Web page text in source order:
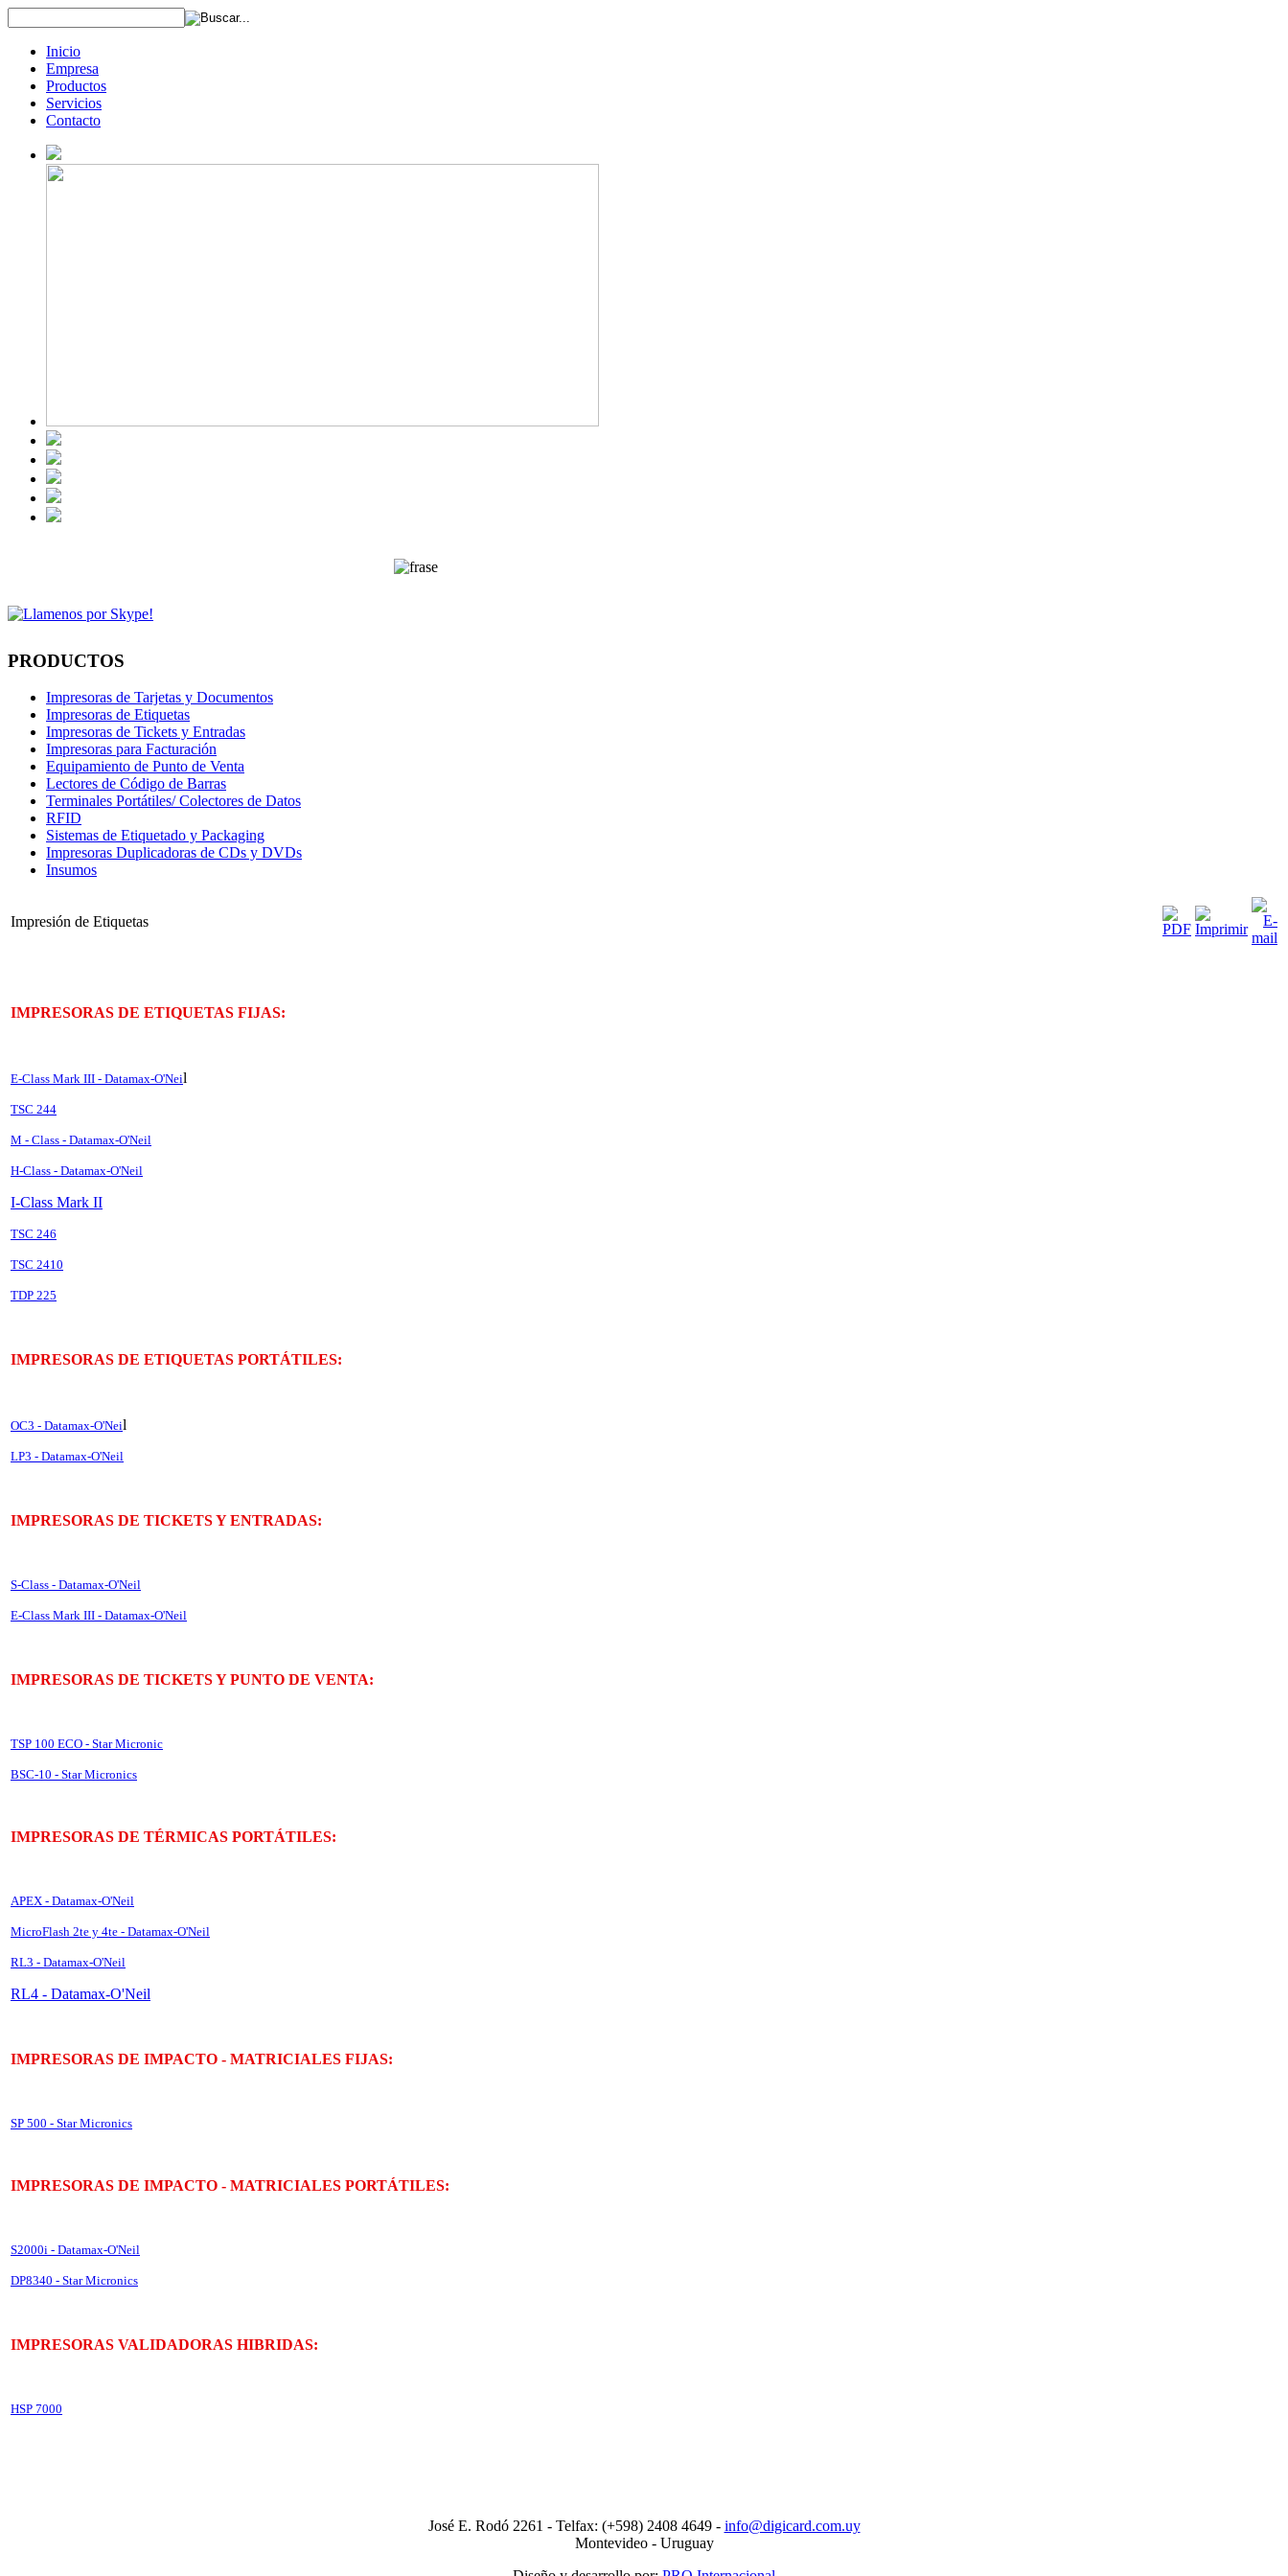
Inicio
Empresa
Productos
Servicios
Contacto
PRODUCTOS
Impresoras de Tarjetas y Documentos
Impresoras de Etiquetas
Impresoras de Tickets y Entradas
Impresoras para Facturación
Equipamiento de Punto de Venta
Lectores de Código de Barras
Terminales Portátiles/ Colectores de Datos
RFID
Sistemas de Etiquetado y Packaging
Impresoras Duplicadoras de CDs y DVDs
Insumos
Impresión de Etiquetas
IMPRESORAS DE ETIQUETAS FIJAS:
E-Class Mark III - Datamax-O'Neil
TSC 244
M - Class - Datamax-O'Neil
H-Class - Datamax-O'Neil
I-Class Mark II
TSC 246
TSC 2410
TDP 225
IMPRESORAS DE ETIQUETAS PORTÁTILES:
OC3 - Datamax-O'Neil
LP3 - Datamax-O'Neil
IMPRESORAS DE TICKETS Y ENTRADAS:
S-Class - Datamax-O'Neil
E-Class Mark III - Datamax-O'Neil
IMPRESORAS DE TICKETS Y PUNTO DE VENTA:
TSP 100 ECO - Star Micronic
BSC-10 - Star Micronics
IMPRESORAS DE TÉRMICAS PORTÁTILES:
APEX - Datamax-O'Neil
MicroFlash 2te y 4te - Datamax-O'Neil
RL3 - Datamax-O'Neil
RL4 - Datamax-O'Neil
IMPRESORAS DE IMPACTO - MATRICIALES FIJAS:
SP 500 - Star Micronics
IMPRESORAS DE IMPACTO - MATRICIALES PORTÁTILES:
S2000i - Datamax-O'Neil
DP8340 - Star Micronics
IMPRESORAS VALIDADORAS HIBRIDAS:
HSP 7000
José E. Rodó 2261 - Telfax: (+598) 2408 4649 - info@digicard.com.uy
Montevideo - Uruguay